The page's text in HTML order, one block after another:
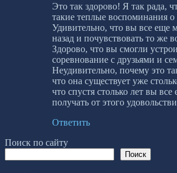
Это так здорово! Я так рада,
такие теплые воспоминания о
Удивительно, что вы все еще
назад и почувствовать то же
Здорово, что вы смогли
соревнование с друзьями и
Неудивительно, почему это
что она существует уже
что спустя столько лет вы
получать от этого
Ответить
Поиск по сайту
Поиск